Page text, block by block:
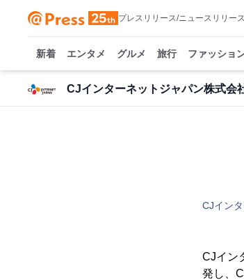
プレスリリース/ニュースリリー
新着 エンタメ グルメ 旅行 ファッショ
CJインターネットジャパン株式会
CJイン
CJイン
発し、